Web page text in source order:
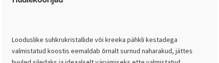
Looduslike suhkrukristallide või kreeka pähkli kestadega
valmistatud koostis eemaldab õrnalt surnud naharakud, jättes